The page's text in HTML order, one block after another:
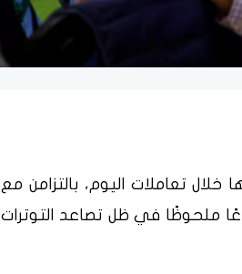
خلال تعاملات اليوم، بالتزامن مع
ملحوظًا في ظل تصاعد التوترات